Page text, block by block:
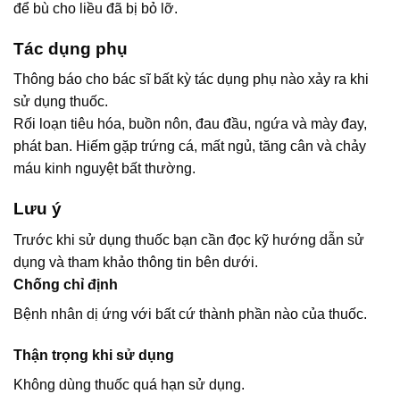
để bù cho liều đã bị bỏ lỡ.
Tác dụng phụ
Thông báo cho bác sĩ bất kỳ tác dụng phụ nào xảy ra khi
sử dụng thuốc.
Rối loạn tiêu hóa, buồn nôn, đau đầu, ngứa và mày đay,
phát ban. Hiếm gặp trứng cá, mất ngủ, tăng cân và chảy
máu kinh nguyệt bất thường.
Lưu ý
Trước khi sử dụng thuốc bạn cần đọc kỹ hướng dẫn sử
dụng và tham khảo thông tin bên dưới.
Chống chỉ định
Bệnh nhân dị ứng với bất cứ thành phần nào của thuốc.
Thận trọng khi sử dụng
Không dùng thuốc quá hạn sử dụng.